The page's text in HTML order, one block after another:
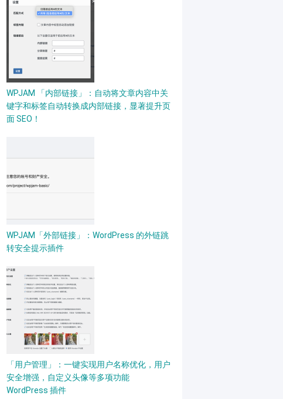
);
WPJAM 「内部链接」：自动将文章内容中关
键字和标签自动转换成内部链接，显著提升页
面 SEO！
WPJAM「外部链接」：WordPress 的外链跳
转安全提示插件
「用户管理」：一键实现用户名称优化，用户
安全增强，自定义头像等多项功能
WordPress 插件